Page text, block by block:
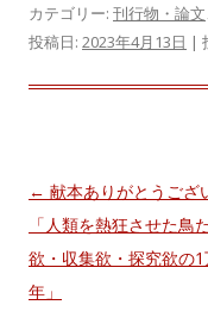
カテゴリー: 刊行物・論文
投稿日: 2023年4月13日 |
投
稿
ナ
ビ
← 献本ありがとうござ
「人類を熱狂させた鳥
欲・収集欲・探究欲の
年」